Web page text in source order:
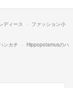
ディース
ファッション小
ンカチ
Hippopotamusのハ